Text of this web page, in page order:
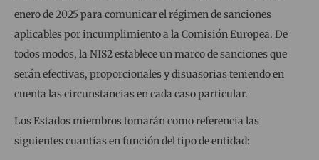
enero de 2025 para comunicar el régimen de sanciones
aplicables por incumplimiento a la Comisión Europea. De
todos modos, la NIS2 establece un marco de sanciones que
serán efectivas, proporcionales y disuasorias teniendo en
cuenta las circunstancias en cada caso particular.
Los Estados miembros tomarán como referencia las
siguientes cuantías en función del tipo de entidad: